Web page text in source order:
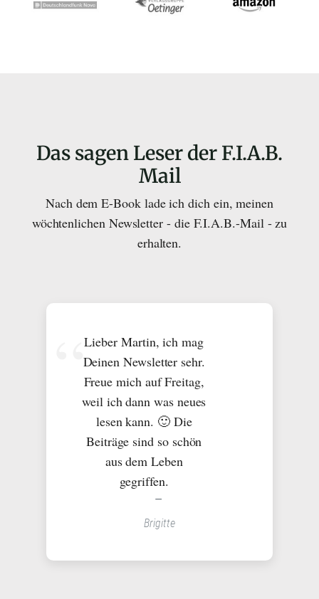
Das sagen Leser der F.I.A.B.
Mail
Nach dem E-Book lade ich dich ein, meinen
wöchtenlichen Newsletter - die F.I.A.B.-Mail - zu
erhalten.
Lieber Martin, ich mag
Deinen Newsletter sehr.
Freue mich auf Freitag,
weil ich dann was neues
lesen kann. 🙂 Die
Beiträge sind so schön
aus dem Leben
gegriffen.
Brigitte